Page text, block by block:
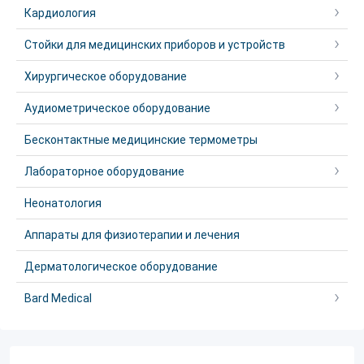
Кардиология
Стойки для медицинских приборов и устройств
Хирургическое оборудование
Аудиометрическое оборудование
Бесконтактные медицинские термометры
Лабораторное оборудование
Неонатология
Аппараты для физиотерапии и лечения
Дерматологическое оборудование
Bard Medical